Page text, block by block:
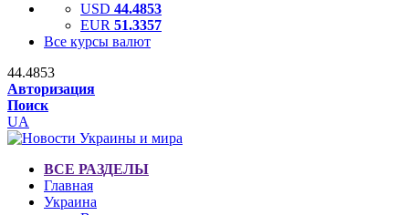
USD 44.4853
EUR 51.3357
Все курсы валют
44.4853
Авторизация
Поиск
UA
ВСЕ РАЗДЕЛЫ
Главная
Украина